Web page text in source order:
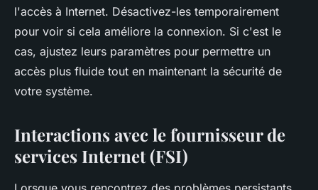
l'accès à Internet. Désactivez-les temporairement
pour voir si cela améliore la connexion. Si c'est le
cas, ajustez leurs paramètres pour permettre un
accès plus fluide tout en maintenant la sécurité de
votre système.
Interactions avec le fournisseur de
services Internet (FSI)